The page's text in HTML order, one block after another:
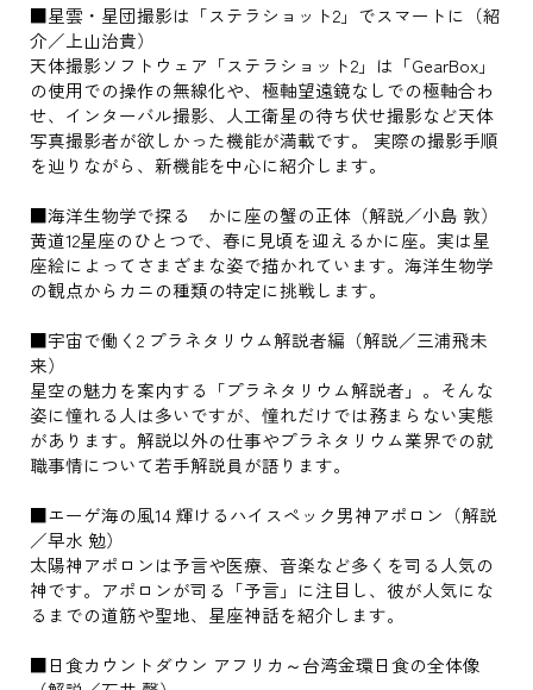
■星雲・星団撮影は「ステラショット2」でスマートに（紹
介／上山治貴）
天体撮影ソフトウェア「ステラショット2」は「GearBox」
の使用での操作の無線化や、極軸望遠鏡なしでの極軸合わ
せ、インターバル撮影、人工衛星の待ち伏せ撮影など天体
写真撮影者が欲しかった機能が満載です。 実際の撮影手順
を辿りながら、新機能を中心に紹介します。
■海洋生物学で探る かに座の蟹の正体（解説／小島 敦）
黄道12星座のひとつで、春に見頃を迎えるかに座。実は星
座絵によってさまざまな姿で描かれています。海洋生物学
の観点からカニの種類の特定に挑戦します。
■宇宙で働く2 プラネタリウム解説者編（解説／三浦飛未
来）
星空の魅力を案内する「プラネタリウム解説者」。そんな
姿に憧れる人は多いですが、憧れだけでは務まらない実態
があります。解説以外の仕事やプラネタリウム業界での就
職事情について若手解説員が語ります。
■エーゲ海の風14 輝けるハイスペック男神アポロン（解説
／早水 勉）
太陽神アポロンは予言や医療、音楽など多くを司る人気の
神です。アポロンが司る「予言」に注目し、彼が人気にな
るまでの道筋や聖地、星座神話を紹介します。
■日食カウントダウン アフリカ～台湾金環日食の全体像